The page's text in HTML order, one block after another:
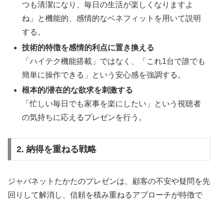
つも清潔になり、毎日の生活が楽しくなりますよ
ね」と機能的、感情的なベネフィットを用いて説明
する。
技術的特徴を感情的利点に置き換える
「ハイテク機能搭載」ではなく、「これ1台で誰でも
簡単に操作できる」という安心感を強調する。
根本的/潜在的な欲求を刺激する
「忙しい毎日でも家事を楽にしたい」という視聴者
の気持ちに応えるプレゼンを行う。
2. 納得を重ねる戦略
ジャパネットたかたのプレゼンは、顧客の不安や疑問を先
回りして解消し、信頼を積み重ねるアプローチが特徴で